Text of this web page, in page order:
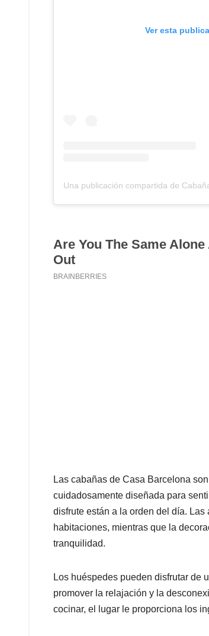
Ver esta
Una publicación compartida de
Las cabañas de Casa Barcelona
cuidadosamente diseñada para
disfrute están a la orden del día.
habitaciones, mientras que la
tranquilidad.
Los huéspedes pueden disfrutar de
promover la relajación y la
cocinar, el lugar le proporciona los